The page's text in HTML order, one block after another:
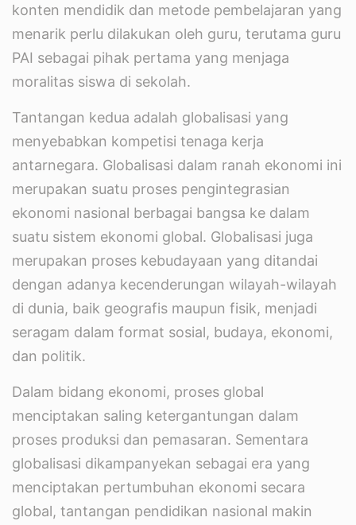
konten mendidik dan metode pembelajaran yang
menarik perlu dilakukan oleh guru, terutama guru
PAI sebagai pihak pertama yang menjaga
moralitas siswa di sekolah.
Tantangan kedua adalah globalisasi yang
menyebabkan kompetisi tenaga kerja
antarnegara. Globalisasi dalam ranah ekonomi ini
merupakan suatu proses pengintegrasian
ekonomi nasional berbagai bangsa ke dalam
suatu sistem ekonomi global. Globalisasi juga
merupakan proses kebudayaan yang ditandai
dengan adanya kecenderungan wilayah-wilayah
di dunia, baik geografis maupun fisik, menjadi
seragam dalam format sosial, budaya, ekonomi,
dan politik.
Dalam bidang ekonomi, proses global
menciptakan saling ketergantungan dalam
proses produksi dan pemasaran. Sementara
globalisasi dikampanyekan sebagai era yang
menciptakan pertumbuhan ekonomi secara
global, tantangan pendidikan nasional makin